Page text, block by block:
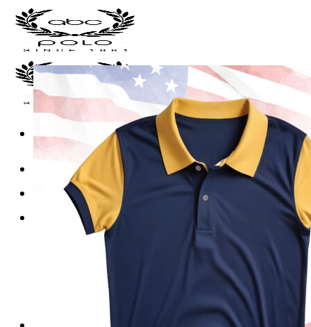
Skip
to
content
หน้าแรก
เสื้อโปโลพร้อมส่ง
เสื้อโปโลแบบธรรมดา
เสื้อโปโลแบบตัดต่อ
เสื้อโปโลแขนยาว
เสื้อโปโลพิมพ์ลาย
เสื้อคอกลม-คอวี